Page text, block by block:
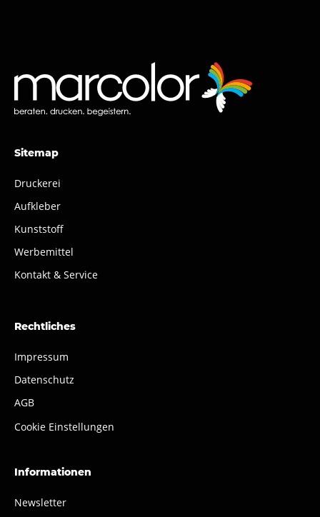
Sitemap
Druckerei
Aufkleber
Kunststoff
Werbemittel
Kontakt & Service
Rechtliches
Impressum
Datenschutz
AGB
Cookie Einstellungen
Informationen
Newsletter